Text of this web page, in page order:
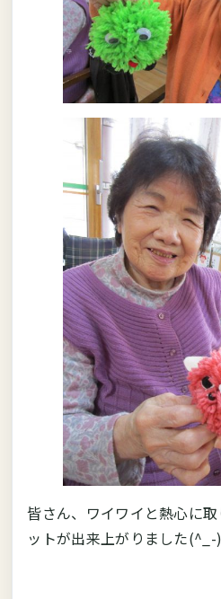
皆さん、ワイワイと熱心に
ットが出来上がりました